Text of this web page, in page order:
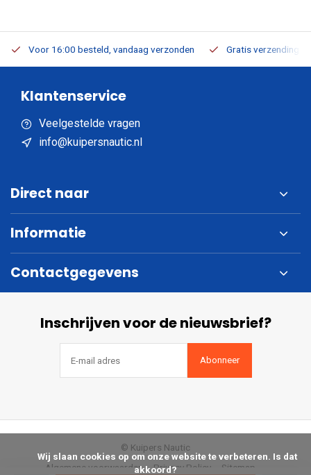
Voor 16:00 besteld, vandaag verzonden Gratis verzending
Klantenservice
Veelgestelde vragen
info@kuipersnautic.nl
Direct naar
Informatie
Contactgegevens
Inschrijven voor de nieuwsbrief?
Abonneer
Algemene voorwaarden Privacy Policy Sitemap
© Kuipers Nautic
akkoord?